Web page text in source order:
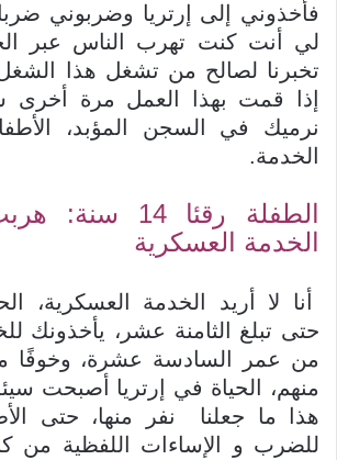
فأخذوني إلى إرتريا وضربوني
لي أنت كنت تهرب الناس عبر
تخبرنا لصالح من تشغل هذا
إذا قمت بهذا العمل مرة
نرميك في السجن المؤبد،
الخدمة.
الطفلة رقئا
الخدمة العسكرية
أنا لا أريد الخدمة العسكرية،
حتى تبلغ الثامنة عشر، يأخذونك
من عمر السادسة عشرة،
منهم، الحياة في إرتريا أصبحت
هذا ما جعلنا نفر منها، حتى
للضرب و الإساءات اللفظية من